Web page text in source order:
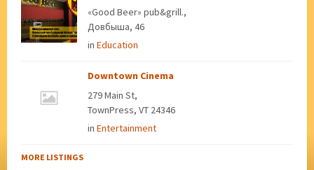
«Good Beer» pub&grill.,
Довбыша, 46
in Education
Downtown Cinema
279 Main St,
TownPress, VT 24346
in Entertainment
MORE LISTINGS